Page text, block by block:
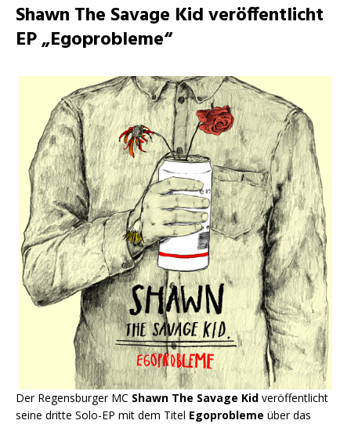
Shawn The Savage Kid veröffentlicht
EP „Egoprobleme“
Der Regensburger MC Shawn The Savage Kid veröffentlicht
seine dritte Solo-EP mit dem Titel Egoprobleme über das